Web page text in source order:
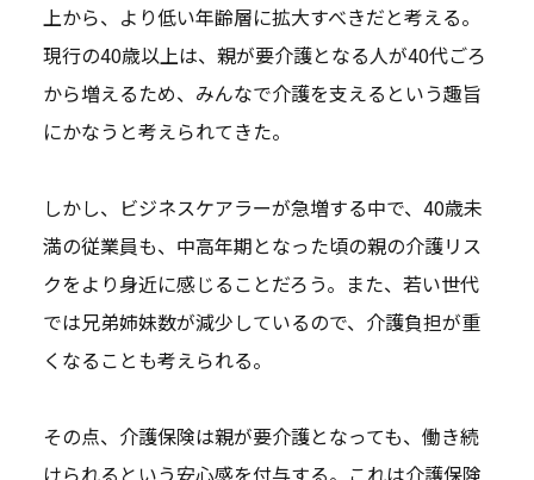
上から、より低い年齢層に拡大すべきだと考える。
現行の40歳以上は、親が要介護となる人が40代ごろ
から増えるため、みんなで介護を支えるという趣旨
にかなうと考えられてきた。
しかし、ビジネスケアラーが急増する中で、40歳未
満の従業員も、中高年期となった頃の親の介護リス
クをより身近に感じることだろう。また、若い世代
では兄弟姉妹数が減少しているので、介護負担が重
くなることも考えられる。
その点、介護保険は親が要介護となっても、働き続
けられるという安心感を付与する。これは介護保険